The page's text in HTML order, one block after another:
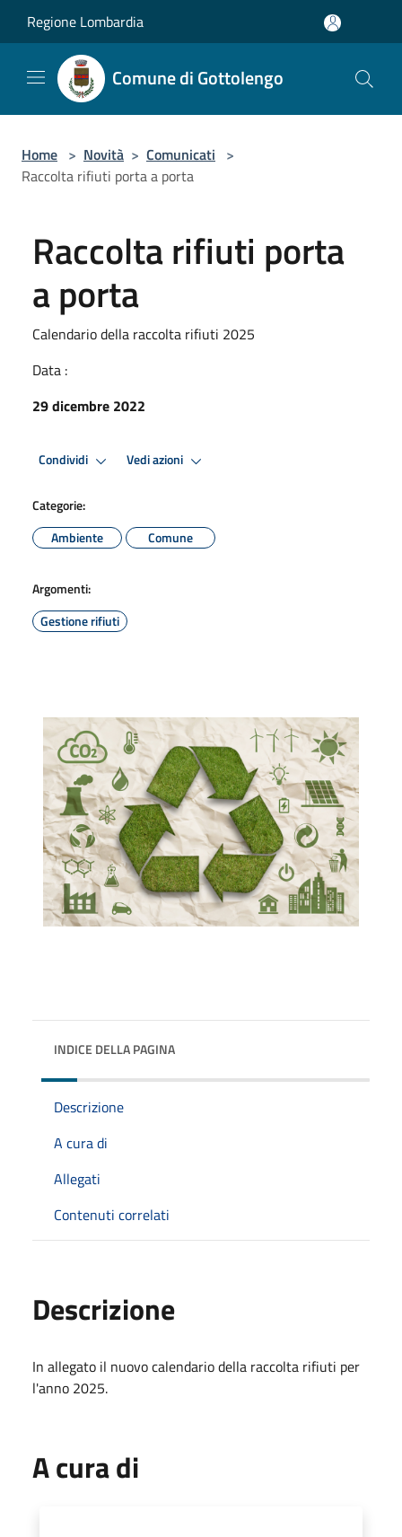
Regione Lombardia
Comune di Gottolengo
Home > Novità > Comunicati >
Raccolta rifiuti porta a porta
Raccolta rifiuti porta
a porta
Calendario della raccolta rifiuti 2025
Data :
29 dicembre 2022
Condividi Vedi azioni
Categorie:
Ambiente
Comune
Argomenti:
Gestione rifiuti
INDICE DELLA PAGINA
Descrizione
A cura di
Allegati
Contenuti correlati
Descrizione
In allegato il nuovo calendario della raccolta rifiuti per
l'anno 2025.
A cura di